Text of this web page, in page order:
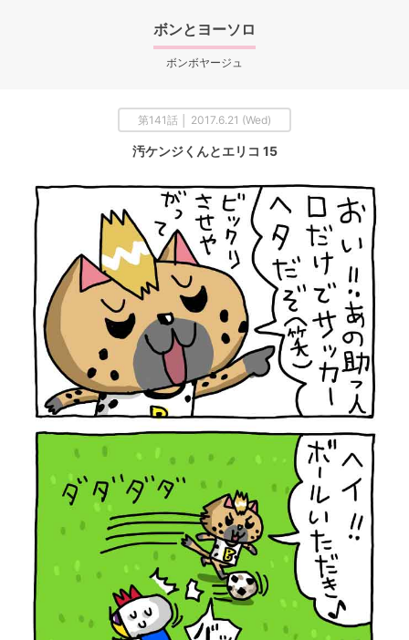
ボンとヨーソロ
ボンボヤージュ
第141話 │ 2017.6.21 (Wed)
汚ケンジくんとエリコ 15